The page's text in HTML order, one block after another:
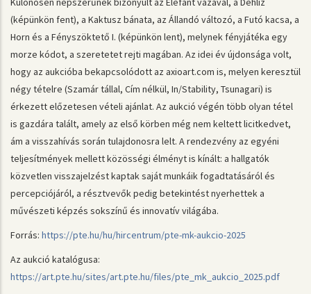
(képünkön fent), a Kaktusz bánata, az Állandó változó, a Futó kacsa, a
Horn és a Fényszöktető I. (képünkön lent), melynek fényjátéka egy
morze kódot, a szeretetet rejti magában. Az idei év újdonsága volt,
hogy az aukcióba bekapcsolódott az axioart.com is, melyen keresztül
négy tételre (Szamár tállal, Cím nélkül, In/Stability, Tsunagari) is
érkezett előzetesen vételi ajánlat. Az aukció végén több olyan tétel
is gazdára talált, amely az első körben még nem keltett licitkedvet,
ám a visszahívás során tulajdonosra lelt. A rendezvény az egyéni
teljesítmények mellett közösségi élményt is kínált: a hallgatók
közvetlen visszajelzést kaptak saját munkáik fogadtatásáról és
percepciójáról, a résztvevők pedig betekintést nyerhettek a
művészeti képzés sokszínű és innovatív világába.
Forrás: https://pte.hu/hu/hircentrum/pte-mk-aukcio-2025
Az aukció katalógusa:
https://art.pte.hu/sites/art.pte.hu/files/pte_mk_aukcio_2025.pdf